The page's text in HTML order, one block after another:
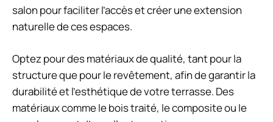
salon pour faciliter l’accès et créer une extension
naturelle de ces espaces.
Optez pour des matériaux de qualité, tant pour la
structure que pour le revêtement, afin de garantir la
durabilité et l’esthétique de votre terrasse. Des
matériaux comme le bois traité, le composite ou le